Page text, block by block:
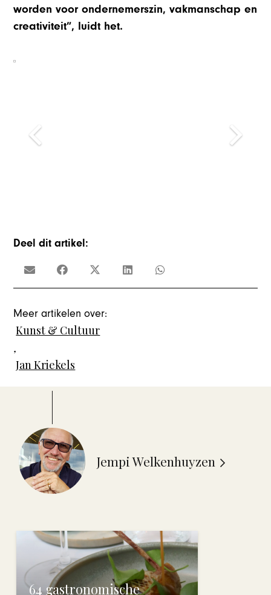
worden voor ondernemerszin, vakmanschap en
creativiteit”, luidt het.
Deel dit artikel:
Meer artikelen over:
Kunst & Cultuur
,
Jan Kriekels
Jempi Welkenhuyzen
64 gastronomische